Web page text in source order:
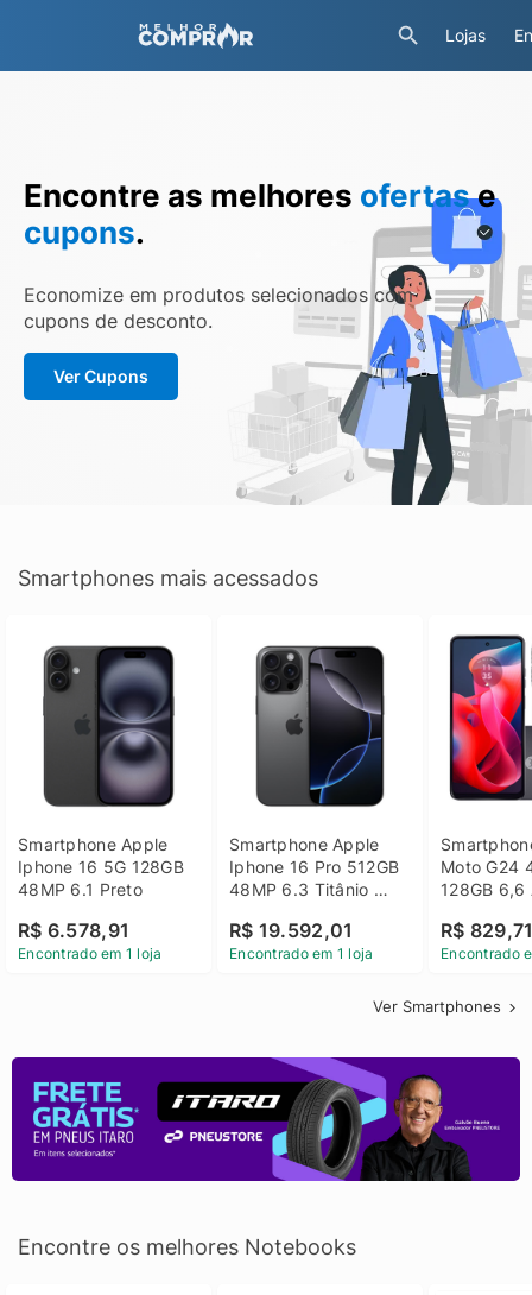
Lojas
Encontre as melhores ofertase
cupons.
Economize em produtos selecionados com
cupons de desconto.
Ver Cupons
Smartphones mais acessados
Smartphone Apple
Iphone 16 5G 128GB
48MP 6.1 Preto
R$ 6.578,91
Encontrado em 1 loja
Smartphone Apple
Iphone 16 Pro 512GB
48MP 6.3 Titânio
R$ 19.592,01
Encontrado em 1 loja
Moto G24
128GB 6,6
R$
Encontrado
Ver Smartphones
Encontre os melhores Notebooks